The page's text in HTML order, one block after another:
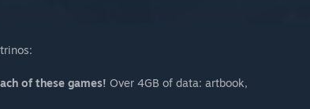
of these games! Over 4GB of data: artbook,